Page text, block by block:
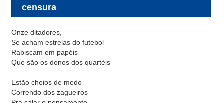
censura
Onze ditadores,
Se acham estrelas do futebol
Rabiscam em papéis
Que são os donos dos quartéis
Estão cheios de medo
Correndo dos zagueiros